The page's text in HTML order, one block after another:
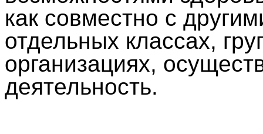
как совместно с
отдельных классах,
организациях,
деятельность.